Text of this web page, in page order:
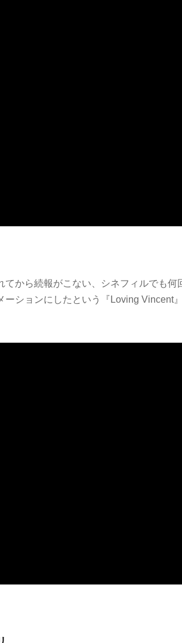
から続報がこない、シネフィルでも何
ーションにしたという『Loving Vincent